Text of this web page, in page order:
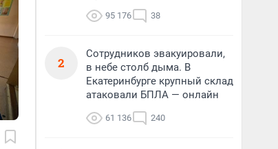
95 176 38
2
Сотрудников эвакуировали,
в небе столб дыма. В
Екатеринбурге крупный склад
атаковали БПЛА — онлайн
61 136 240